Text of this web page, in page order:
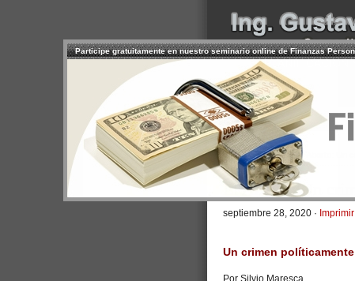
INICIO SERVICIOS
CONTACTO USUARIO
>Inicio/Artículos / El Aborto: Un
El Aborto: Un
septiembre 28, 2020 ·
Un crimen
Por Silvio Maresca.
Participe gratuitamente en nuestro seminario online de Finanzas